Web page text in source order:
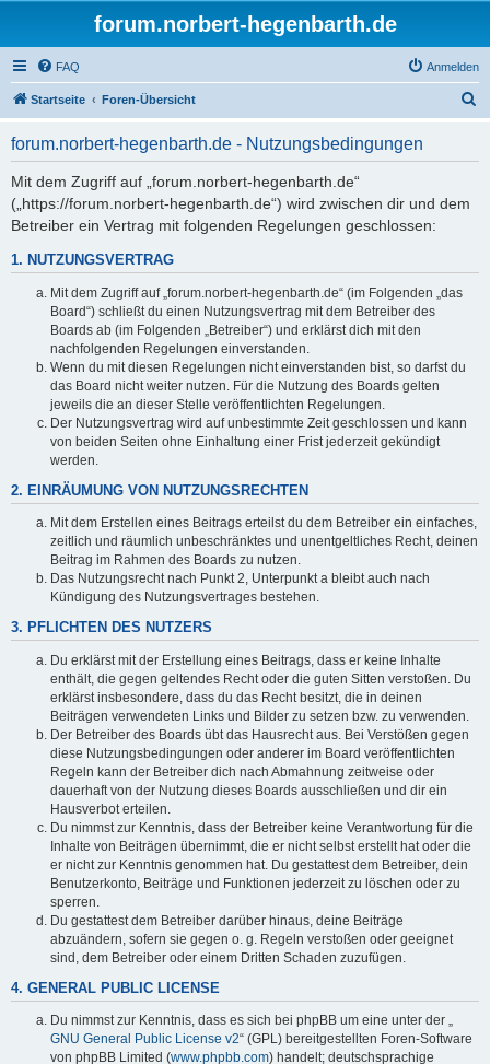
forum.norbert-hegenbarth.de
FAQ Anmelden
Startseite Foren-Übersicht
forum.norbert-hegenbarth.de - Nutzungsbedingungen
Mit dem Zugriff auf „forum.norbert-hegenbarth.de“
(„https://forum.norbert-hegenbarth.de“) wird zwischen dir und dem
Betreiber ein Vertrag mit folgenden Regelungen geschlossen:
1. NUTZUNGSVERTRAG
Mit dem Zugriff auf „forum.norbert-hegenbarth.de“ (im Folgenden „das
Board“) schließt du einen Nutzungsvertrag mit dem Betreiber des
Boards ab (im Folgenden „Betreiber“) und erklärst dich mit den
nachfolgenden Regelungen einverstanden.
Wenn du mit diesen Regelungen nicht einverstanden bist, so darfst du
das Board nicht weiter nutzen. Für die Nutzung des Boards gelten
jeweils die an dieser Stelle veröffentlichten Regelungen.
Der Nutzungsvertrag wird auf unbestimmte Zeit geschlossen und kann
von beiden Seiten ohne Einhaltung einer Frist jederzeit gekündigt
werden.
2. EINRÄUMUNG VON NUTZUNGSRECHTEN
Mit dem Erstellen eines Beitrags erteilst du dem Betreiber ein einfaches,
zeitlich und räumlich unbeschränktes und unentgeltliches Recht, deinen
Beitrag im Rahmen des Boards zu nutzen.
Das Nutzungsrecht nach Punkt 2, Unterpunkt a bleibt auch nach
Kündigung des Nutzungsvertrages bestehen.
3. PFLICHTEN DES NUTZERS
Du erklärst mit der Erstellung eines Beitrags, dass er keine Inhalte
enthält, die gegen geltendes Recht oder die guten Sitten verstoßen. Du
erklärst insbesondere, dass du das Recht besitzt, die in deinen
Beiträgen verwendeten Links und Bilder zu setzen bzw. zu verwenden.
Der Betreiber des Boards übt das Hausrecht aus. Bei Verstößen gegen
diese Nutzungsbedingungen oder anderer im Board veröffentlichten
Regeln kann der Betreiber dich nach Abmahnung zeitweise oder
dauerhaft von der Nutzung dieses Boards ausschließen und dir ein
Hausverbot erteilen.
Du nimmst zur Kenntnis, dass der Betreiber keine Verantwortung für die
Inhalte von Beiträgen übernimmt, die er nicht selbst erstellt hat oder die
er nicht zur Kenntnis genommen hat. Du gestattest dem Betreiber, dein
Benutzerkonto, Beiträge und Funktionen jederzeit zu löschen oder zu
sperren.
Du gestattest dem Betreiber darüber hinaus, deine Beiträge
abzuändern, sofern sie gegen o. g. Regeln verstoßen oder geeignet
sind, dem Betreiber oder einem Dritten Schaden zuzufügen.
4. GENERAL PUBLIC LICENSE
Du nimmst zur Kenntnis, dass es sich bei phpBB um eine unter der „
GNU General Public License v2“ (GPL) bereitgestellten Foren-Software
von phpBB Limited (www.phpbb.com) handelt; deutschsprachige